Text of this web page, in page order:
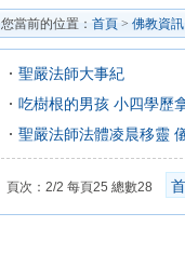
您當前的位置： 首頁 > 佛教資訊
聖嚴法師大事紀
吃樹根的男孩 小四學歷
聖嚴法師法體凌晨移靈
頁次：2/2 每頁25 總數28